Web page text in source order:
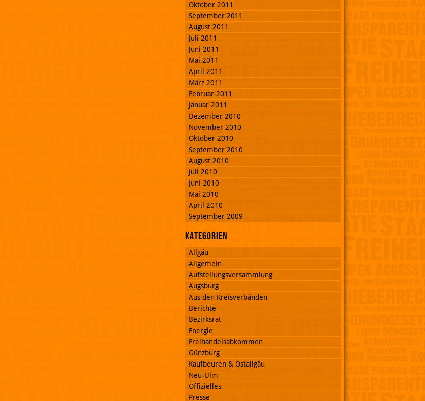
Oktober 2011
September 2011
August 2011
Juli 2011
Juni 2011
Mai 2011
April 2011
März 2011
Februar 2011
Januar 2011
Dezember 2010
November 2010
Oktober 2010
September 2010
August 2010
Juli 2010
Juni 2010
Mai 2010
April 2010
September 2009
Kategorien
Allgäu
Allgemein
Aufstellungsversammlung
Augsburg
Aus den Kreisverbänden
Berichte
Bezirksrat
Energie
Freihandelsabkommen
Günzburg
Kaufbeuren & Ostallgäu
Neu-Ulm
Offizielles
Presse